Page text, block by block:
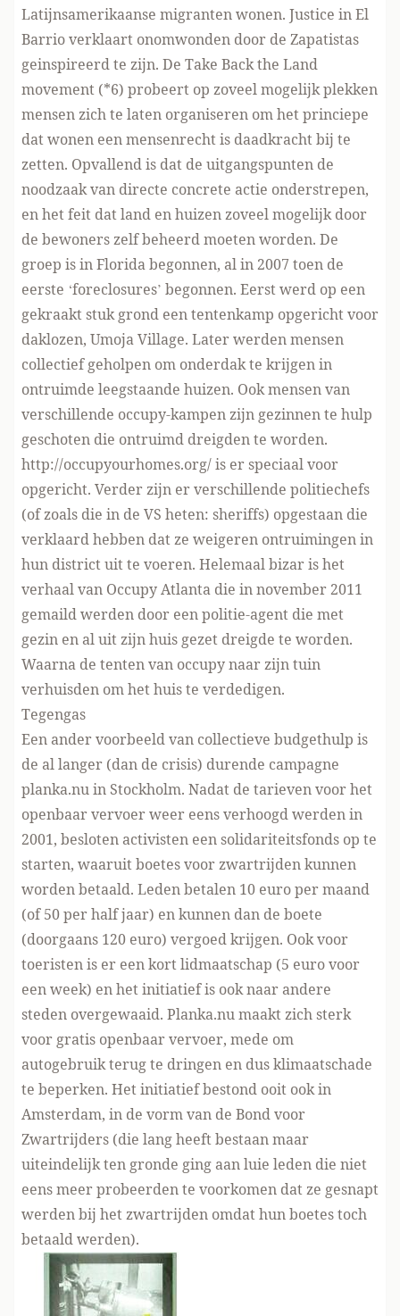
Latijnsamerikaanse migranten wonen. Justice in El
Barrio verklaart onomwonden door de Zapatistas
geinspireerd te zijn. De Take Back the Land
movement (*6) probeert op zoveel mogelijk plekken
mensen zich te laten organiseren om het princiepe
dat wonen een mensenrecht is daadkracht bij te
zetten. Opvallend is dat de uitgangspunten de
noodzaak van directe concrete actie onderstrepen,
en het feit dat land en huizen zoveel mogelijk door
de bewoners zelf beheerd moeten worden. De
groep is in Florida begonnen, al in 2007 toen de
eerste ‘foreclosures’ begonnen. Eerst werd op een
gekraakt stuk grond een tentenkamp opgericht voor
daklozen, Umoja Village. Later werden mensen
collectief geholpen om onderdak te krijgen in
ontruimde leegstaande huizen. Ook mensen van
verschillende occupy-kampen zijn gezinnen te hulp
geschoten die ontruimd dreigden te worden.
http://occupyourhomes.org/is er speciaal voor
opgericht. Verder zijn er verschillende politiechefs
(of zoals die in de VS heten: sheriffs) opgestaan die
verklaard hebben dat ze weigeren ontruimingen in
hun district uit te voeren. Helemaal bizar is het
verhaal van Occupy Atlanta die in november 2011
gemaild werden door een politie-agent die met
gezin en al uit zijn huis gezet dreigde te worden.
Waarna de tenten van occupynaar zijn tuin
verhuisden om het huis te verdedigen.
Tegengas
Een ander voorbeeld van collectieve budgethulp is
de al langer (dan de crisis) durende campagne
planka.nu in Stockholm. Nadat de tarieven voor het
openbaar vervoer weer eens verhoogd werden in
2001, besloten activisten een solidariteitsfonds op te
starten, waaruit boetes voor zwartrijden kunnen
worden betaald. Leden betalen 10 euro per maand
(of 50 per half jaar) en kunnen dan de boete
(doorgaans 120 euro) vergoed krijgen. Ook voor
toeristen is er een kort lidmaatschap (5 euro voor
een week) en het initiatief is ook naar andere
steden overgewaaid. Planka.nu maakt zich sterk
voor gratis openbaar vervoer, mede om
autogebruik terug te dringen en dus klimaatschade
te beperken. Het initiatief bestond ooit ook in
Amsterdam, in de vorm van de Bond voor
Zwartrijders (die lang heeft bestaan maar
uiteindelijk ten gronde ging aan luie leden die niet
eens meer probeerden te voorkomen dat ze gesnapt
werden bij het zwartrijden omdat hun boetes toch
betaald werden).